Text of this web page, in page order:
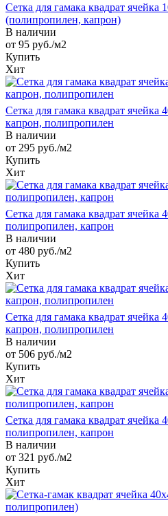
Сетка для гамака квадрат
(полипропилен, капрон)
В наличии
от 95 руб./м2
Купить
Хит
Сетка для гамака квадрат
капрон, полипропилен
В наличии
от 295 руб./м2
Купить
Хит
Сетка для гамака квадрат
полипропилен, капрон
В наличии
от 480 руб./м2
Купить
Хит
Сетка для гамака квадрат
капрон, полипропилен
В наличии
от 506 руб./м2
Купить
Хит
Сетка для гамака квадрат
полипропилен, капрон
В наличии
от 321 руб./м2
Купить
Хит